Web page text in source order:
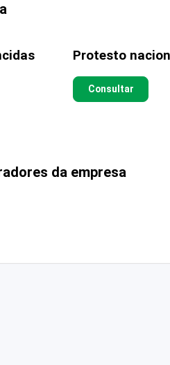
Protesto
Consultar
da empresa